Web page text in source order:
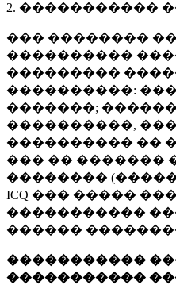
2. �����������
��� ��������
����������
���������
����������:
�������;
����������,
���������� ��
��� �� �������
��������
ICQ ��� �����
�����������
������
�����������
�����������